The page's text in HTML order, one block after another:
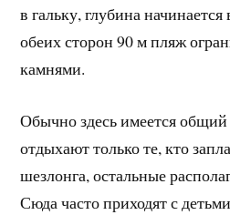
в гальку, глубина
обеих сторон 90 м пляж
камнями.
Обычно здесь имеется
отдыхают только те, кто
шезлонга, остальные
Сюда часто приходят с